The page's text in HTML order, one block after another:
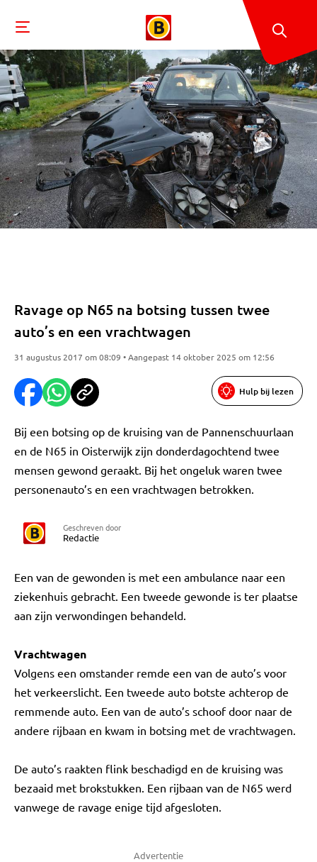
Ravage op N65 na botsing tussen twee
auto’s en een vrachtwagen
31 augustus 2017 om 08:09 • Aangepast 14 oktober 2025 om 12:56
Hulp bij lezen
Bij een botsing op de kruising van de Pannenschuurlaan
en de N65 in Oisterwijk zijn donderdagochtend twee
mensen gewond geraakt. Bij het ongeluk waren twee
personenauto’s en een vrachtwagen betrokken.
Geschreven door
Redactie
Een van de gewonden is met een ambulance naar een
ziekenhuis gebracht. Een tweede gewonde is ter plaatse
aan zijn verwondingen behandeld.
Vrachtwagen
Volgens een omstander remde een van de auto’s voor
het verkeerslicht. Een tweede auto botste achterop de
remmende auto. Een van de auto’s schoof door naar de
andere rijbaan en kwam in botsing met de vrachtwagen.
De auto’s raakten flink beschadigd en de kruising was
bezaaid met brokstukken. Een rijbaan van de N65 werd
vanwege de ravage enige tijd afgesloten.
Advertentie